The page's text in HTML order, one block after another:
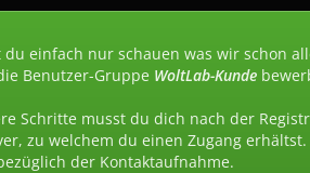
du einfach nur schauen was wir schon
Benutzer-Gruppe WoltLab-Kunde
Schritte musst du dich nach der
zu welchem du einen Zugang
der Kontaktaufnahme.